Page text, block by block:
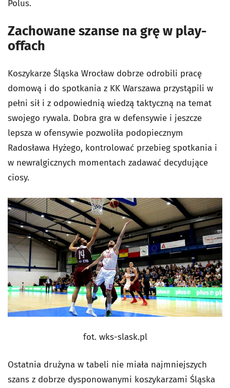
Polus.
Zachowane szanse na grę w play-
offach
Koszykarze Śląska Wrocław dobrze odrobili pracę
domową i do spotkania z KK Warszawa przystąpili w
pełni sił i z odpowiednią wiedzą taktyczną na temat
swojego rywala. Dobra gra w defensywie i jeszcze
lepsza w ofensywie pozwoliła podopiecznym
Radosława Hyżego, kontrolować przebieg spotkania i
w newralgicznych momentach zadawać decydujące
ciosy.
fot. wks-slask.pl
Ostatnia drużyna w tabeli nie miała najmniejszych
szans z dobrze dysponowanymi koszykarzami Śląska